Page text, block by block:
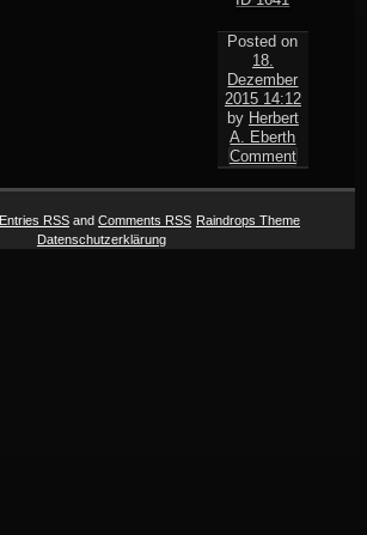
Posted on
18.
Dezember
2015 14:12
by Herbert
A. Eberth
Comment
Entries RSS and Comments RSS Raindrops Theme
Datenschutzerklärung